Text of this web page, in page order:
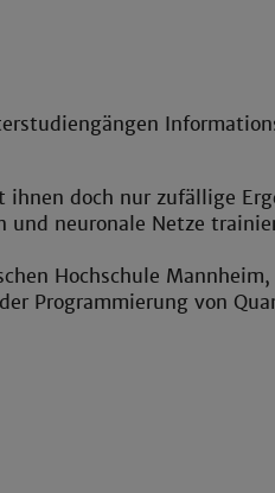
doch nur zufällige
und neuronale Netze
Hochschule
Programmierung von